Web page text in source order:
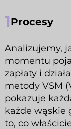
1Procesy
Analizujemy,
momentu
zapłaty i
metody VSM
pokazuje
każde wąskie
to, co